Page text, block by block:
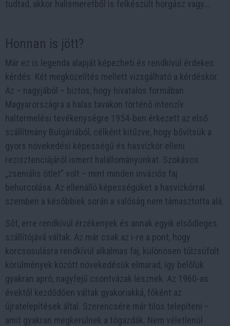
tudtad, akkor halismeretből is felkészült horgász vagy….
Honnan is jött?
Már ez is legenda alapját képezheti és rendkívül érdekes
kérdés. Két megközelítés mellett vizsgálható a kérdéskör.
Az – nagyjából – biztos, hogy hivatalos formában
Magyarországra a halas tavakon történő intenzív
haltermelési tevékenységre 1954-ben érkezett az első
szállítmány Bulgáriából, célként kitűzve, hogy bővítsük a
gyors növekedési képességű és hasvízkór elleni
rezisztenciájáról ismert halállományunkat. Szokásos
„zseniális ötlet” volt – mint minden inváziós faj
behurcolása. Az ellenálló képességüket a hasvízkórral
szemben a későbbiek során a valóság nem támasztotta alá.
Sőt, erre rendkívül érzékenyek és annak egyik elsődleges
szállítójává váltak. Az már csak az i-re a pont, hogy
korcsosulásra rendkívül alkalmas faj, különösen túlzsúfolt
körülmények között növekedésük elmarad, így belőlük
gyakran apró, nagyfejű csontvázak lesznek. Az 1960-as
évektől kezdődően váltak gyakoriakká, főként az
újratelepítések által. Szerencsére már tilos telepíteni –
amit gyakran megkerülnek a tógazdák. Nem véletlenül